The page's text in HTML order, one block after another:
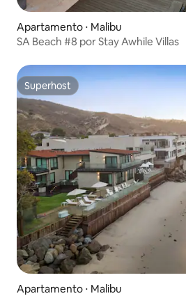
Apartamento ⋅ Malibu
SA Beach #8 por Stay Awhile Villas
Superhost
Superhost
Apartamento ⋅ Malibu